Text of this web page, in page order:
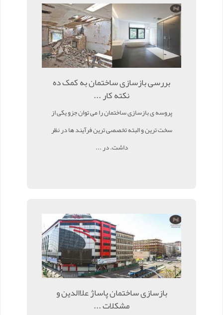
بررسی بازسازی ساختمان به کمک ده
نکته کار ...
پروسه ی بازسازی ساختمان را می توان جزو یکی از
سخت ترین و البته تخصصی ترین فرآیند ها در نظر
داشت. در ...
بازسازی ساختمان پاساژ علاالدین و
مشکلات ...